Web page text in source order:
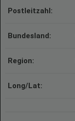
Postleitzahl:
Bundesland:
Region:
Long/Lat: